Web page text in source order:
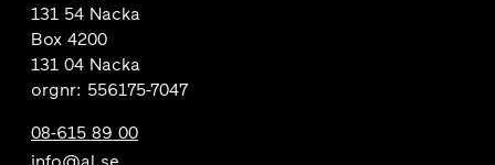
131 54 Nacka
Box 4200
131 04 Nacka
orgnr: 556175-7047
08-615 89 00